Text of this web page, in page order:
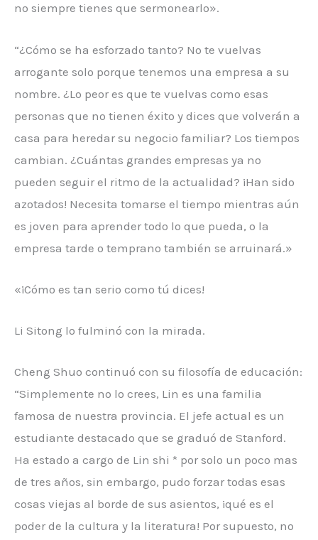
no siempre tienes que sermonearlo».
“¿Cómo se ha esforzado tanto? No te vuelvas
arrogante solo porque tenemos una empresa a su
nombre. ¿Lo peor es que te vuelvas como esas
personas que no tienen éxito y dices que volverán a
casa para heredar su negocio familiar? Los tiempos
cambian. ¿Cuántas grandes empresas ya no
pueden seguir el ritmo de la actualidad? ¡Han sido
azotados! Necesita tomarse el tiempo mientras aún
es joven para aprender todo lo que pueda, o la
empresa tarde o temprano también se arruinará.»
«¡Cómo es tan serio como tú dices!
Li Sitong lo fulminó con la mirada.
Cheng Shuo continuó con su filosofía de educación:
“Simplemente no lo crees, Lin es una familia
famosa de nuestra provincia. El jefe actual es un
estudiante destacado que se graduó de Stanford.
Ha estado a cargo de Lin shi * por solo un poco mas
de tres años, sin embargo, pudo forzar todas esas
cosas viejas al borde de sus asientos, ¡qué es el
poder de la cultura y la literatura! Por supuesto, no